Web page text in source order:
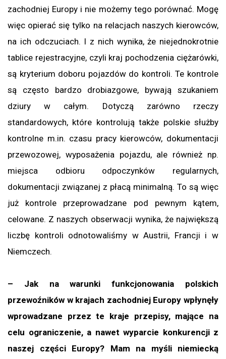
zachodniej Europy i nie możemy tego porównać. Mogę
więc opierać się tylko na relacjach naszych kierowców,
na ich odczuciach. I z nich wynika, że niejednokrotnie
tablice rejestracyjne, czyli kraj pochodzenia ciężarówki,
są kryterium doboru pojazdów do kontroli. Te kontrole
są często bardzo drobiazgowe, bywają szukaniem
dziury w całym. Dotyczą zarówno rzeczy
standardowych, które kontrolują także polskie służby
kontrolne m.in. czasu pracy kierowców, dokumentacji
przewozowej, wyposażenia pojazdu, ale również np.
miejsca odbioru odpoczynków regularnych,
dokumentacji związanej z płacą minimalną. To są więc
już kontrole przeprowadzane pod pewnym kątem,
celowane. Z naszych obserwacji wynika, że największą
liczbę kontroli odnotowaliśmy w Austrii, Francji i w
Niemczech.
– Jak na warunki funkcjonowania polskich
przewoźników w krajach zachodniej Europy wpłynęły
wprowadzane przez te kraje przepisy, mające na
celu ograniczenie, a nawet wyparcie konkurencji z
naszej części Europy? Mam na myśli niemiecką